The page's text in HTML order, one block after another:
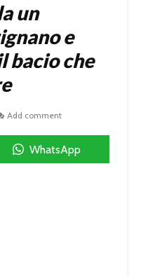
un
e
bacio che
Add comment
WhatsApp